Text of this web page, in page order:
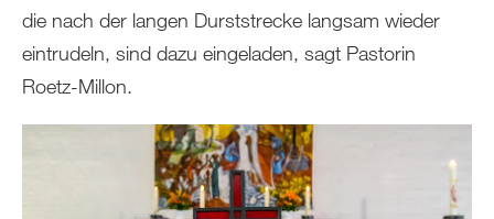
die nach der langen Durststrecke langsam wieder
eintrudeln, sind dazu eingeladen, sagt Pastorin
Roetz-Millon.